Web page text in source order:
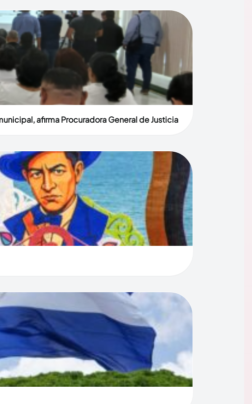
afirma Procuradora General de Justicia